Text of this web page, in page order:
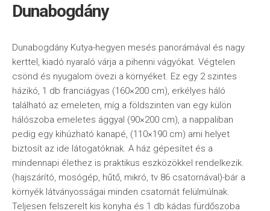
Dunabogdány
Dunabogdány Kutya-hegyen mesés panorámával és nagy
kerttel, kiadó nyaraló várja a pihenni vágyókat. Végtelen
csönd és nyugalom övezi a környéket. Ez egy 2 szintes
házikó, 1 db franciágyas (160×200 cm), erkélyes háló
található az emeleten, míg a földszinten van egy külön
hálószoba emeletes ággyal (90×200 cm), a nappaliban
pedig egy kihúzható kanapé, (110×190 cm) ami helyet
biztosít az ide látogatóknak. A ház gépesítet és a
mindennapi élethez is praktikus eszközökkel rendelkezik.
(hajszárító, mosógép, hűtő, mikró, tv 86 csatornával)-bár a
környék látványosságai minden csatornát felülmúlnak.
Teljesen felszerelt kis konyha és 1 db kádas fürdőszoba